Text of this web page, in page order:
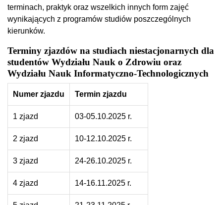
terminach, praktyk oraz wszelkich innych form zajęć
wynikających z programów studiów poszczególnych
kierunków.
Terminy zjazdów na studiach niestacjonarnych dla
studentów Wydziału Nauk o Zdrowiu oraz
Wydziału Nauk Informatyczno-Technologicznych
Numer zjazdu Termin zjazdu
1 zjazd 03-05.10.2025 r.
2 zjazd 10-12.10.2025 r.
3 zjazd 24-26.10.2025 r.
4 zjazd 14-16.11.2025 r.